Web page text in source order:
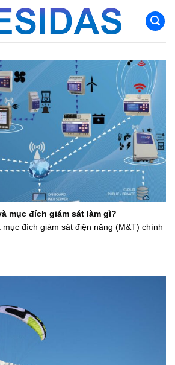
mục đích giám sát làm gì?
đích giám sát điện năng (M&T) chính